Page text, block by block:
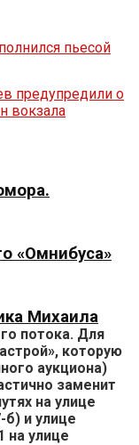
«Омнибуса»
Михаила
потока. Для
которую
аукциона)
заменит
на улице
и улице
на улице